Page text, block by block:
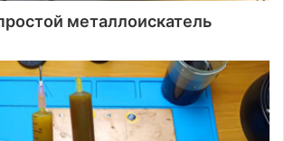
металлоискатель